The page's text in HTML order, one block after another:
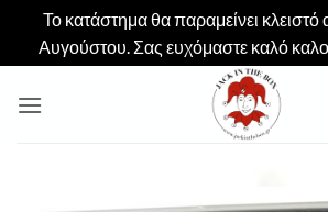
Το κατάστημα θα παραμείνει
Αυγούστου. Σας ευχόμαστε καλό
στο